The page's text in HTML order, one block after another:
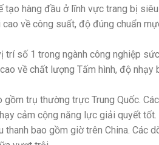
tạo hàng đầu ở lĩnh vực trang bị siêu
về công suất, độ đúng chuẩn
trí số 1 trong ngành công nghiệp sức
về chất lượng Tấm hình, độ nhạy
trụ thường trực Trung Quốc. Các
cảm cộng năng lực giải quyết tốt.
bao gồm giờ trên China. Các